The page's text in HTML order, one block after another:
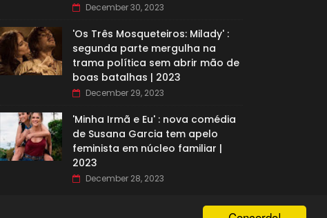
December 30, 2023
'Os Três Mosqueteiros: Milady' :
segunda parte mergulha na
trama política sem abrir mão de
boas batalhas | 2023
December 29, 2023
'Minha Irmã e Eu' : nova comédia
de Susana Garcia tem apelo
feminista em núcleo familiar |
2023
December 28, 2023